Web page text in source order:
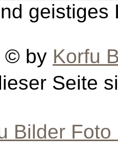
© by Korfu
Seite
Bilder Foto